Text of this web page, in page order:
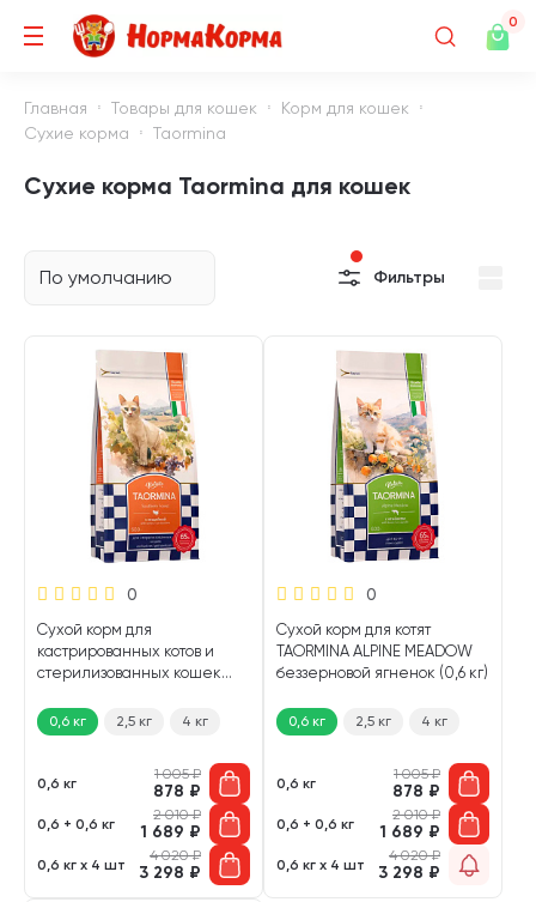
0
Главная Товары для кошек
Корм для кошек
Сухие корма
Taormina
Сухие корма Taormina для кошек
По умолчанию Фильтры
0
Сухой корм для
кастрированных котов и
стерилизованных кошек
беззерновой индейка (0,6
кг)
0,6 кг 2,5 кг 4 кг
0,6 кг
1 005₽
878 ₽
0,6 + 0,6 кг
2 010₽
1 689 ₽
0,6 кг х 4 шт
4 020₽
3 298 ₽
0
Сухой корм для котят
TAORMINA ALPINE MEADOW
беззерновой ягненок (0,6 кг)
0,6 кг 2,5 кг 4 кг
0,6 кг
1 005₽
878 ₽
0,6 + 0,6 кг
2 010₽
1 689 ₽
0,6 кг х 4 шт
4 020₽
3 298 ₽